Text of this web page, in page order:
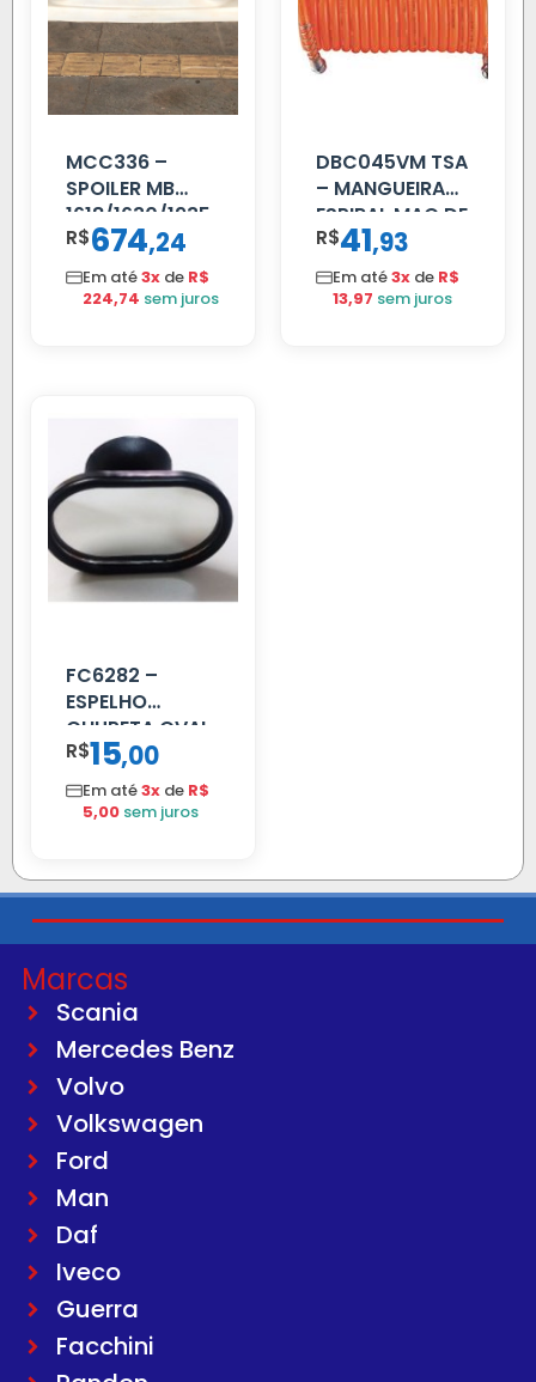
MCC336 –
SPOILER MB
1618/1630/1935
04 FAR
C/BIGOD
R$674,24
Em até3x de R$
224,74 sem juros
DBC045VM TSA
– MANGUEIRA
ESPIRAL MAO DE
AMIGO UNIV 16
MM 4.5MTS
VERMELHA
R$41,93
Em até3x de R$
13,97 sem juros
FC6282 –
ESPELHO
CHUPETA OVAL
R$15,00
Em até3x de R$
5,00 sem juros
Marcas
Scania
Mercedes Benz
Volvo
Volkswagen
Ford
Man
Daf
Iveco
Guerra
Facchini